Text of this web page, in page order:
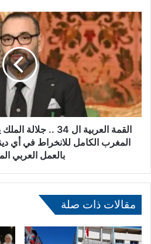
و
ب
ي
ي
د
د
ا
ل
د
ى
أ
ن
ا
ل
ق
م
ا
ل
ع
ر
.
.
ج
القمة العربية ال 34
المغرب الكامل للانخراط في أي
بالعمل العربي
مقالات ذات صلة